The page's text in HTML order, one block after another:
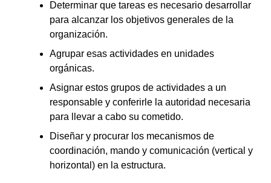
Determinar que tareas es necesario desarrollar
para alcanzar los objetivos generales de la
organización.
Agrupar esas actividades en unidades
orgánicas.
Asignar estos grupos de actividades a un
responsable y conferirle la autoridad necesaria
para llevar a cabo su cometido.
Diseñar y procurar los mecanismos de
coordinación, mando y comunicación (vertical y
horizontal) en la estructura.